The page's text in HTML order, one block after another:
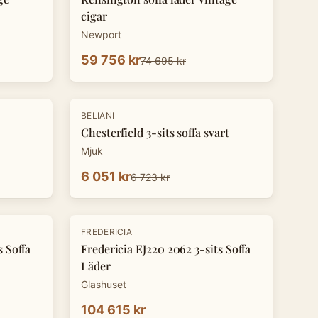
cigar
Newport
59 756 kr74 695 kr
-10 %
BELIANI
Chesterfield 3-sits soffa svart
Mjuk
6 051 kr6 723 kr
Soffa
FREDERICIA
Fredericia EJ220 2062 3-sits Soffa
Läder
Glashuset
104 615 kr